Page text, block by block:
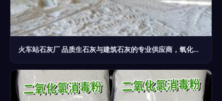
火车站石灰厂 品质生石灰与建筑石灰的专业供应商，氧化钙应用的可靠伙伴